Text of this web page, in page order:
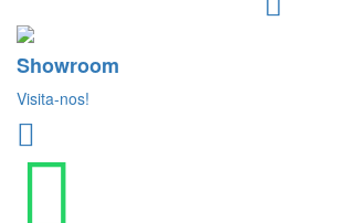
Showroom
Visita-nos!